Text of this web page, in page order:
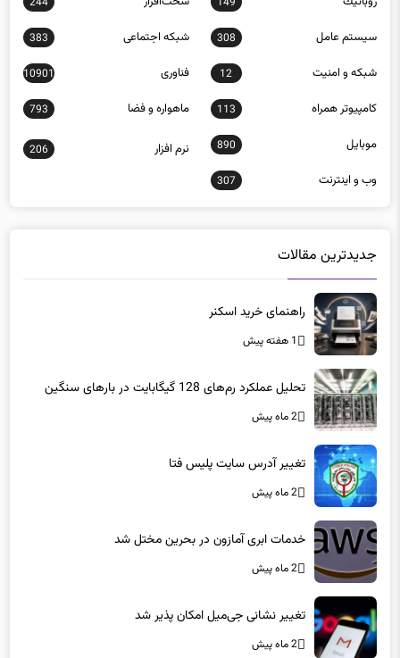
سيستم عامل 308 شبكه اجتماعی 383
شبكه و امنيت 12 فناوری 10901
كامپيوتر همراه 113 ماهواره و فضا 793
موبايل 890
206
وب و اينترنت 307
راهنمای خرید اسکنر
1 هفته پیش
2 ماه پیش
2 ماه پیش
2 ماه پیش
2 ماه پیش